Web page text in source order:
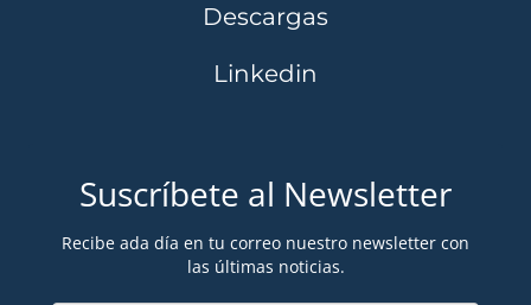
Descargas
Linkedin
Suscríbete al Newsletter
Recibe ada día en tu correo nuestro newsletter con
las últimas noticias.